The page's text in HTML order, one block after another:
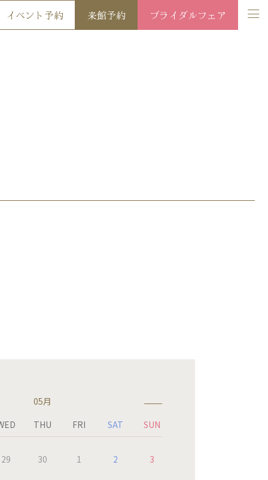
イベント予約 来館予約 ブライダルフェア
05月
THU FRI SAT SUN
29 30 1 2 3